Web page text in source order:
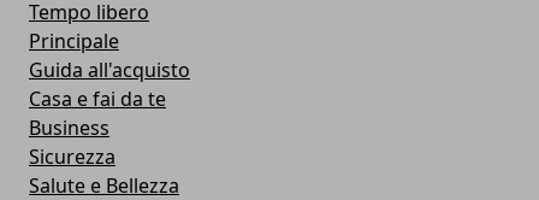
Tempo libero
Principale
Guida all'acquisto
Casa e fai da te
Business
Sicurezza
Salute e Bellezza